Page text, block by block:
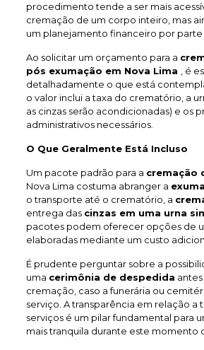
procedimento tende a ser mais
cremação de um corpo inteiro, mas
um planejamento financeiro por parte
Ao solicitar um orçamento para a
pós exumação em Nova Lima
, é
detalhadamente o que está
o valor inclui a taxa do crematório, a
as cinzas serão acondicionadas) e os
administrativos necessários.
O Que Geralmente Está Incluso
Um pacote padrão para a cremação
Nova Lima costuma abranger a
o transporte até o crematório, a
entrega das cinzas em uma urna
pacotes podem oferecer opções de
elaboradas mediante um custo
É prudente perguntar sobre a
uma cerimônia de despedida
cremação, caso a funerária ou
serviço. A transparência em relação a
serviços é um pilar fundamental para
mais tranquila durante este momento